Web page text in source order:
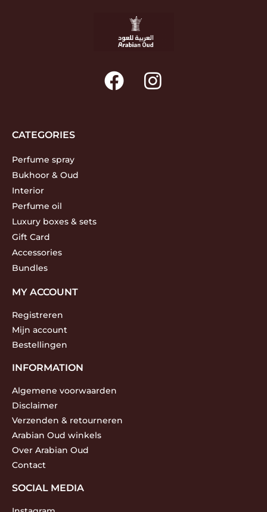
CATEGORIES
Perfume spray
Bukhoor & Oud
Interior
Perfume oil
Luxury boxes & sets
Gift Card
Accessories
Bundles
MY ACCOUNT
Registreren
Mijn account
Bestellingen
INFORMATION
Algemene voorwaarden
Disclaimer
Verzenden & retourneren
Arabian Oud winkels
Over Arabian Oud
Contact
SOCIAL MEDIA